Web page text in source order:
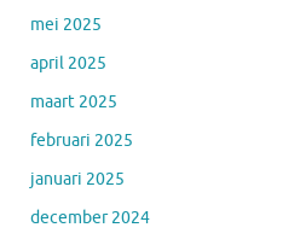
mei 2025
april 2025
maart 2025
februari 2025
januari 2025
december 2024